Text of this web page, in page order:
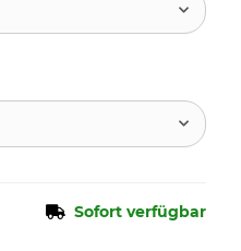
Sofort verfügbar